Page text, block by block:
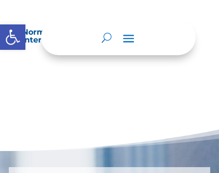
Abrir barra de herramientas
Normatividad especial que les aplique de
interés.